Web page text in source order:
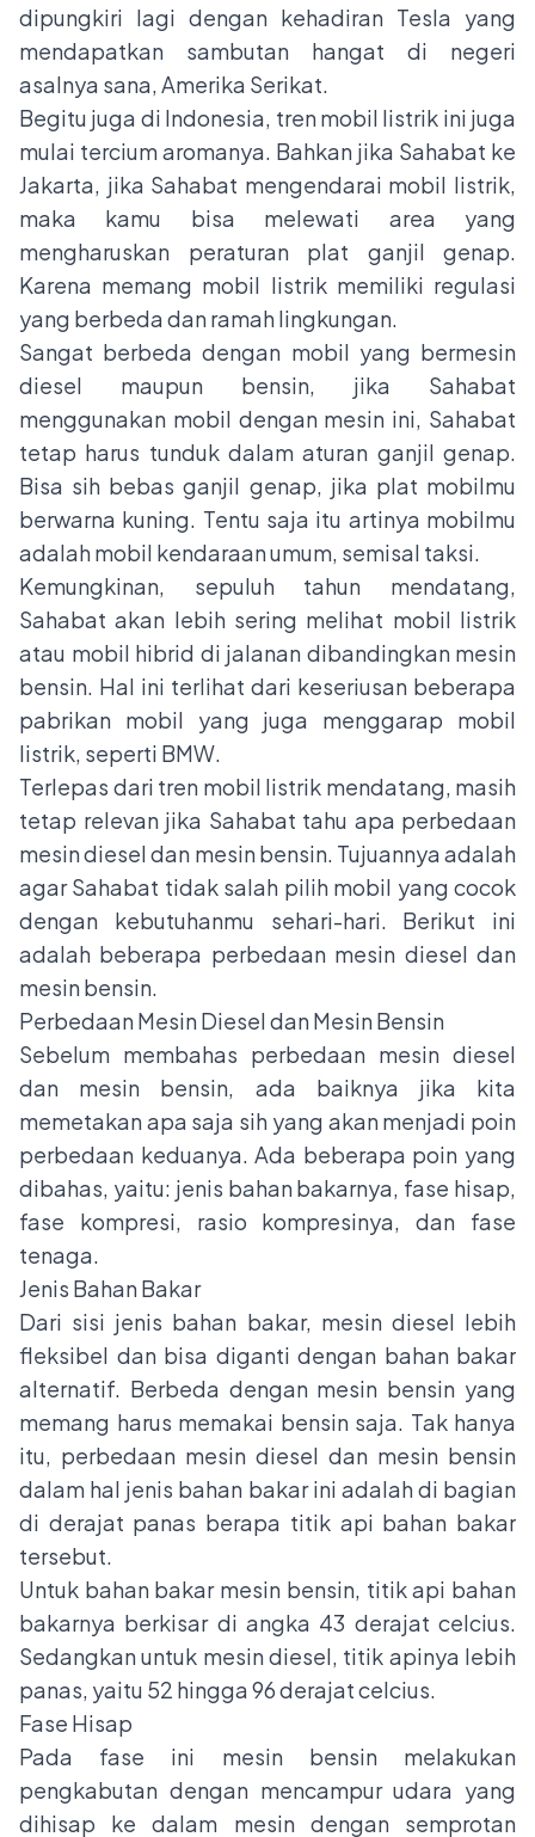
dipungkiri lagi dengan kehadiran Tesla yang
mendapatkan sambutan hangat di negeri
asalnya sana, Amerika Serikat.
Begitu juga di Indonesia, tren mobil listrik ini juga
mulai tercium aromanya. Bahkan jika Sahabat ke
Jakarta, jika Sahabat mengendarai mobil listrik,
maka kamu bisa melewati area yang
mengharuskan peraturan plat ganjil genap.
Karena memang mobil listrik memiliki regulasi
yang berbeda dan ramah lingkungan.
Sangat berbeda dengan mobil yang bermesin
diesel maupun bensin, jika Sahabat
menggunakan mobil dengan mesin ini, Sahabat
tetap harus tunduk dalam aturan ganjil genap.
Bisa sih bebas ganjil genap, jika plat mobilmu
berwarna kuning. Tentu saja itu artinya mobilmu
adalah mobil kendaraan umum, semisal taksi.
Kemungkinan, sepuluh tahun mendatang,
Sahabat akan lebih sering melihat mobil listrik
atau mobil hibrid di jalanan dibandingkan mesin
bensin. Hal ini terlihat dari keseriusan beberapa
pabrikan mobil yang juga menggarap mobil
listrik, seperti BMW.
Terlepas dari tren mobil listrik mendatang, masih
tetap relevan jika Sahabat tahu apa perbedaan
mesin diesel dan mesin bensin. Tujuannya adalah
agar Sahabat tidak salah pilih mobil yang cocok
dengan kebutuhanmu sehari-hari. Berikut ini
adalah beberapa perbedaan mesin diesel dan
mesin bensin.
Perbedaan Mesin Diesel dan Mesin Bensin
Sebelum membahas perbedaan mesin diesel
dan mesin bensin, ada baiknya jika kita
memetakan apa saja sih yang akan menjadi poin
perbedaan keduanya. Ada beberapa poin yang
dibahas, yaitu: jenis bahan bakarnya, fase hisap,
fase kompresi, rasio kompresinya, dan fase
tenaga.
Jenis Bahan Bakar
Dari sisi jenis bahan bakar, mesin diesel lebih
fleksibel dan bisa diganti dengan bahan bakar
alternatif. Berbeda dengan mesin bensin yang
memang harus memakai bensin saja. Tak hanya
itu, perbedaan mesin diesel dan mesin bensin
dalam hal jenis bahan bakar ini adalah di bagian
di derajat panas berapa titik api bahan bakar
tersebut.
Untuk bahan bakar mesin bensin, titik api bahan
bakarnya berkisar di angka 43 derajat celcius.
Sedangkan untuk mesin diesel, titik apinya lebih
panas, yaitu 52 hingga 96 derajat celcius.
Fase Hisap
Pada fase ini mesin bensin melakukan
pengkabutan dengan mencampur udara yang
dihisap ke dalam mesin dengan semprotan